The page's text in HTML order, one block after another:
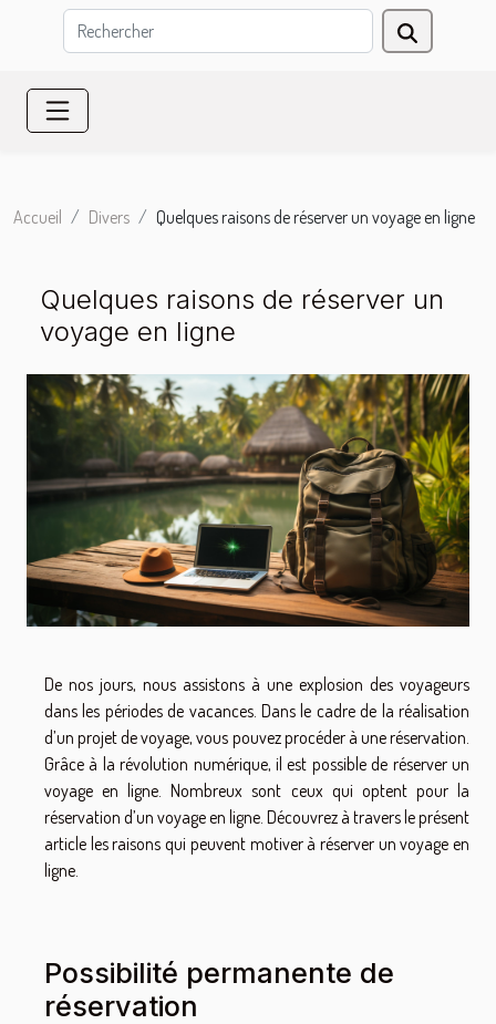
Accueil Divers Quelques raisons de réserver un voyage en ligne
Quelques raisons de réserver un
voyage en ligne
De nos jours, nous assistons à une explosion des voyageurs
dans les périodes de vacances. Dans le cadre de la réalisation
d’un projet de voyage, vous pouvez procéder à une réservation.
Grâce à la révolution numérique, il est possible de réserver un
voyage en ligne. Nombreux sont ceux qui optent pour la
réservation d’un voyage en ligne. Découvrez à travers le présent
article les raisons qui peuvent motiver à réserver un voyage en
ligne.
Possibilité permanente de
réservation